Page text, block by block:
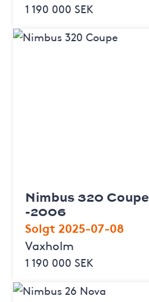
1 190 000 SEK
Nimbus 320 Coupe
-2006
Solgt 2025-07-08
Vaxholm
1 190 000 SEK